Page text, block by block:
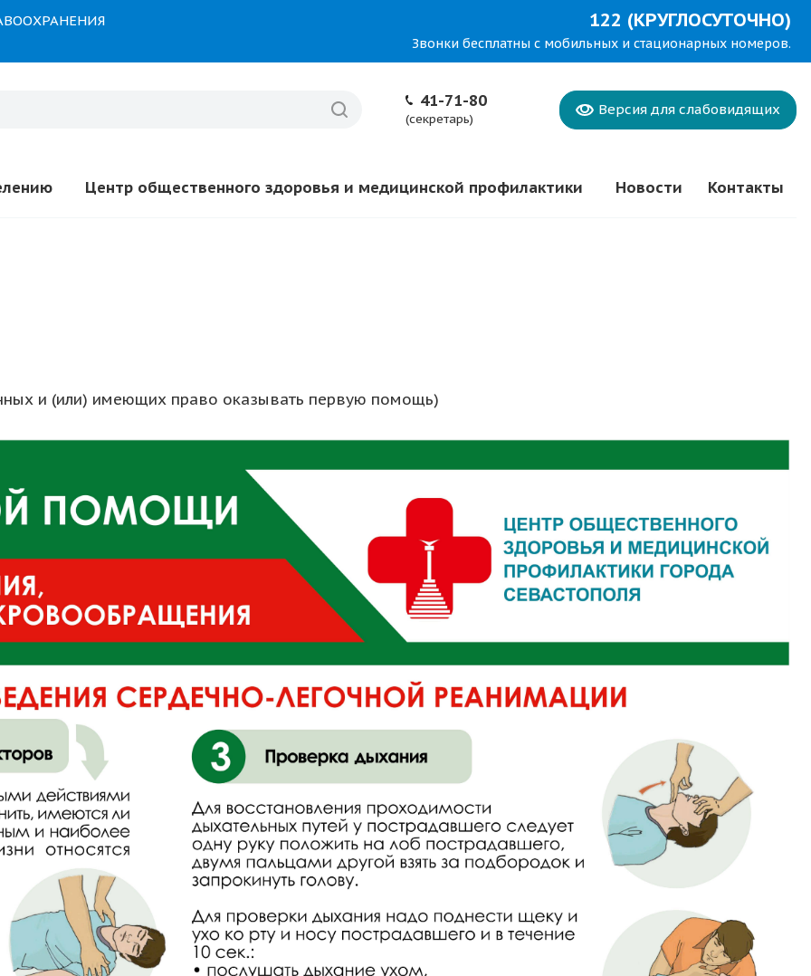
122 (КРУГЛОСУТОЧНО)
Звонки бесплатны с мобильных и стационарных номеров.
41-71-80
(секретарь)
Версия для слабовидящих
Центр общественного здоровья и медицинской профилактики Новости Контакты
и (или) имеющих право оказывать первую помощь)